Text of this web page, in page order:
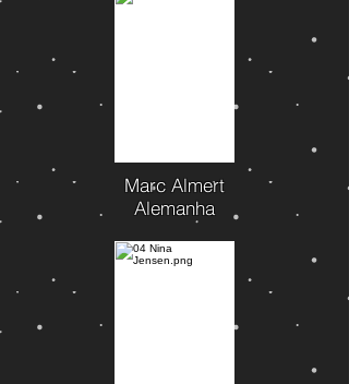
Marc Almert
Alemanha